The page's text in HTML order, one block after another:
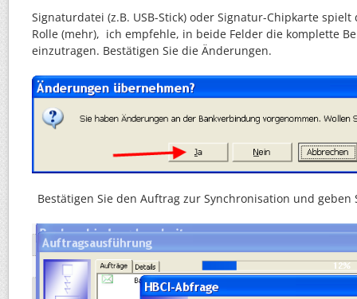
Signaturdatei (z.B. USB-Stick) oder Signatur-Chipkarte spielt
Rolle (mehr), ich empfehle, in beide Felder die komplette
einzutragen. Bestätigen Sie die Änderungen.
Bestätigen Sie den Auftrag zur Synchronisation und geben